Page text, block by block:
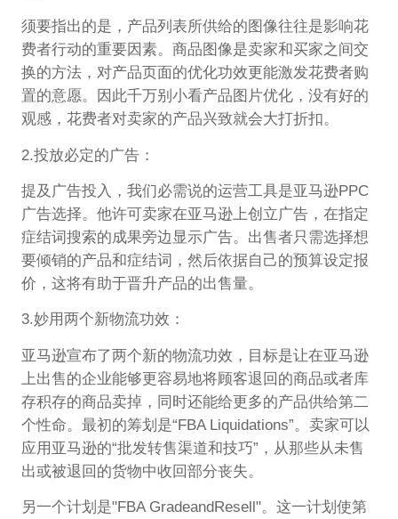
须要指出的是，产品列表所供给的图像往往是影响花
费者行动的重要因素。商品图像是卖家和买家之间交
换的方法，对产品页面的优化功效更能激发花费者购
置的意愿。因此千万别小看产品图片优化，没有好的
观感，花费者对卖家的产品兴致就会大打折扣。
2.投放必定的广告：
提及广告投入，我们必需说的运营工具是亚马逊PPC
广告选择。他许可卖家在亚马逊上创立广告，在指定
症结词搜索的成果旁边显示广告。出售者只需选择想
要倾销的产品和症结词，然后依据自己的预算设定报
价，这将有助于晋升产品的出售量。
3.妙用两个新物流功效：
亚马逊宣布了两个新的物流功效，目标是让在亚马逊
上出售的企业能够更容易地将顾客退回的商品或者库
存积存的商品卖掉，同时还能给更多的产品供给第二
个性命。最初的筹划是“FBA Liquidations”。卖家可以
应用亚马逊的“批发转售渠道和技巧”，从那些从未售
出或被退回的货物中收回部分丧失。
另一个计划是"FBA GradeandResell"。这一计划使第